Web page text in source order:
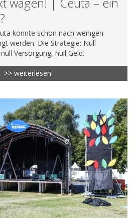
konnte schon nach wenigen
werden. Die Strategie: Null
Versorgung, null Geld.
>> weiterlesen